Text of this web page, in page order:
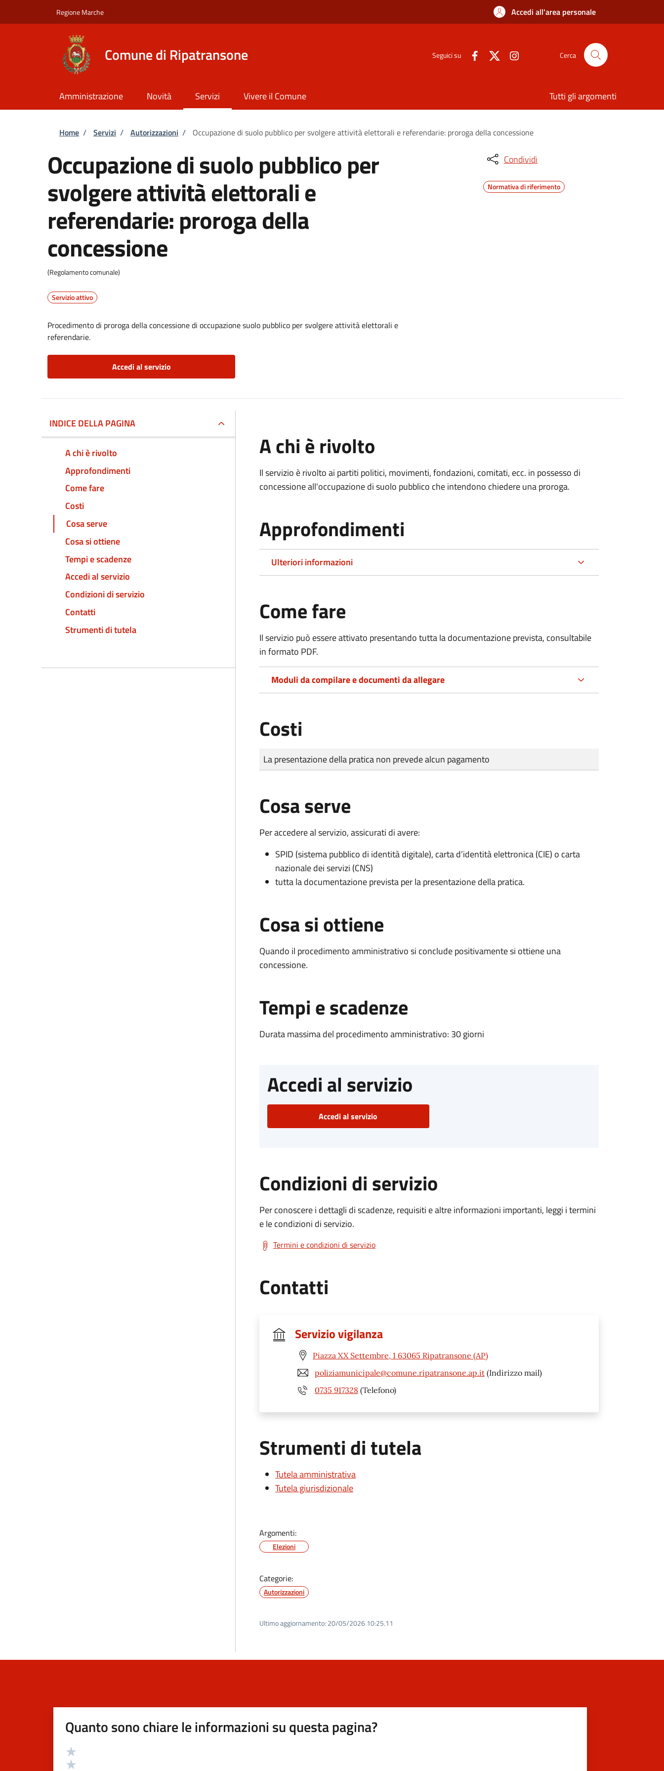
Regione Marche Accedi all'area personale
Comune di Ripatransone Seguici su Cerca
Amministrazione Novità Servizi Vivere il Comune Tutti gli argomenti
Briciole di pane
Home / Servizi / Autorizzazioni / Occupazione di suolo pubblico per svolgere attività elettorali e referendarie: proroga della concessione
Occupazione di suolo pubblico per
svolgere attività elettorali e
referendarie: proroga della
concessione
(Regolamento comunale)
Servizio attivo
Procedimento di proroga della concessione di occupazione suolo pubblico per svolgere attività elettorali e
referendarie.
Accedi al servizio
Condividi
Normativa di riferimento
INDICE DELLA PAGINA
A chi è rivolto
Approfondimenti
Come fare
Costi
Cosa serve
Cosa si ottiene
Tempi e scadenze
Accedi al servizio
Condizioni di servizio
Contatti
Strumenti di tutela
A chi è rivolto
Il servizio è rivolto ai partiti politici, movimenti, fondazioni, comitati, ecc. in possesso di
concessione all'occupazione di suolo pubblico che intendono chiedere una proroga.
Approfondimenti
Ulteriori informazioni
Come fare
Il servizio può essere attivato presentando tutta la documentazione prevista, consultabile
in formato PDF.
Moduli da compilare e documenti da allegare
Costi
Tipo di pagamento
Importo
La presentazione della pratica non prevede alcun pagamento
Cosa serve
Per accedere al servizio, assicurati di avere:
SPID (sistema pubblico di identità digitale), carta d’identità elettronica (CIE) o carta
nazionale dei servizi (CNS)
tutta la documentazione prevista per la presentazione della pratica.
Cosa si ottiene
Quando il procedimento amministrativo si conclude positivamente si ottiene una
concessione.
Tempi e scadenze
Durata massima del procedimento amministrativo: 30 giorni
Accedi al servizio
Accedi al servizio
Condizioni di servizio
Per conoscere i dettagli di scadenze, requisiti e altre informazioni importanti, leggi i termini
e le condizioni di servizio.
Termini e condizioni di servizio
Contatti
Servizio vigilanza
Piazza XX Settembre, 1 63065 Ripatransone (AP)
poliziamunicipale@comune.ripatransone.ap.it (Indirizzo mail)
0735 917328 (Telefono)
Strumenti di tutela
Tutela amministrativa
Tutela giurisdizionale
Argomenti:
Elezioni
Categorie:
Autorizzazioni
Ultimo aggiornamento: 20/05/2026 10:25.11
Quanto sono chiare le informazioni su questa pagina?
Valutazione